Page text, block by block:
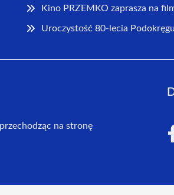
Kino PRZEMKO zaprasza na
Uroczystość 80-lecia
na stronę